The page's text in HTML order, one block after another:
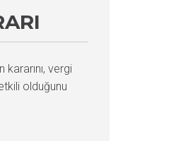
kararını, vergi
olduğunu